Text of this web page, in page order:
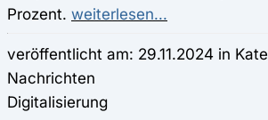
Prozent. weiterlesen...
veröffentlicht am: 29.11.2024 in
Nachrichten
Digitalisierung